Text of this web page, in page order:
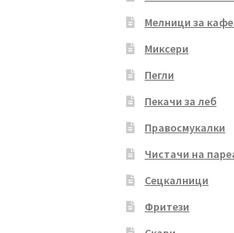
Мелници за
Миксери
Пегли
Пекачи за леб
Правосмукалки
Чистачи на
Сецкалници
Фритези